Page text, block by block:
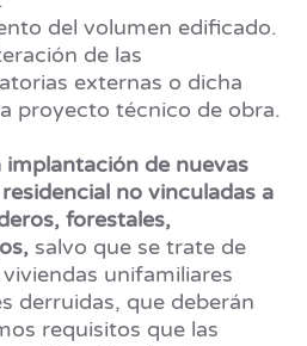
del volumen edificado.
de las
externas o dicha
proyecto técnico de obra.
de nuevas
no vinculadas a
forestales,
salvo que se trate de
unifamiliares
derruidas, que deberán
requisitos que las